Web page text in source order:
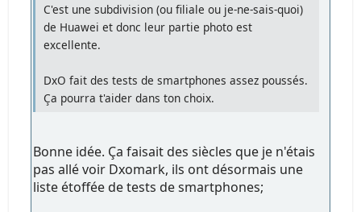
C'est une subdivision (ou filiale ou je-ne-sais-quoi)
de Huawei et donc leur partie photo est
excellente.
DxO fait des tests de smartphones assez poussés.
Ça pourra t'aider dans ton choix.
Bonne idée. Ça faisait des siècles que je n'étais
pas allé voir Dxomark, ils ont désormais une
liste étoffée de tests de smartphones;